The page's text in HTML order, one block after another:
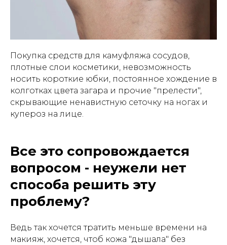
Покупка средств для камуфляжа сосудов,
плотные слои косметики, невозможность
носить короткие юбки, постоянное хождение в
колготках цвета загара и прочие "прелести",
скрывающие ненавистную сеточку на ногах и
купероз на лице.
Все это сопровождается
вопросом - неужели нет
способа решить эту
проблему?
Ведь так хочется тратить меньше времени на
макияж, хочется, чтоб кожа "дышала" без